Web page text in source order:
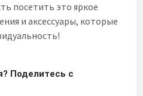
посетить это яркое
и аксессуары, которые
Поделитесь с